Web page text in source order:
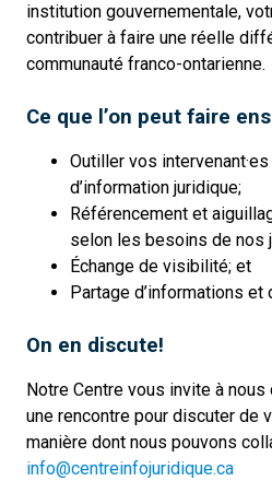
institution gouvernementale,
contribuer à faire une réelle
communauté franco-ontarienne.
Ce que l’on peut faire
Outiller vos
d’information juridique;
Référencement et
selon les besoins de nos
Échange de visibilité; et
Partage d’informations
On en discute!
Notre Centre vous invite à
une rencontre pour discuter de
manière dont nous pouvons
info@centreinfojuridique.ca